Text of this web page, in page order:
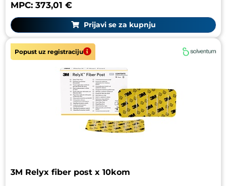
MPC: 373,01 €
Prijavi se za kupnju
Popust uz registraciju
3M Relyx fiber post x 10kom